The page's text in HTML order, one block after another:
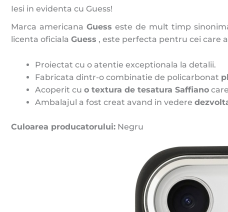
Iesi in evidenta cu Guess!
Marca americana Guess este de mult timp
licenta oficiala Guess , este perfecta pentru cei care
Proiectat cu o atentie exceptionala la detalii.
Fabricata dintr-o combinatie de policarbonat
Acoperit cu o textura de tesatura Saffiano
Ambalajul a fost creat avand in vedere
Culoarea producatorului: Negru